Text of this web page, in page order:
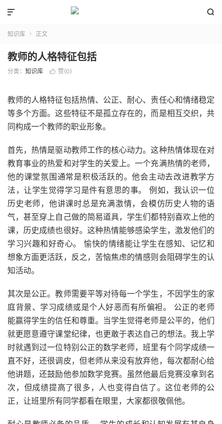


知识库  正文
教师的人格特征包括
分类： 知识库  赞(0)
教师的人格特征包括热情、公正、耐心、责任心和情绪稳定
等多个方面。这些特征不是孤立存在的，而是相互交织，共
同构成一个教师的职业形象。
首先，热情是驱动教师工作的核心动力。这种热情体现在对
教育事业的热爱和对学生的关爱上。一个充满热情的老师，
他的课堂氛围通常是积极活跃的。他会主动去改进教学方
法，让学生觉得学习是件有意思的事。 例如，我认识一位
历史老师，他讲课时总是充满激情，会模仿历史人物的语
气，甚至穿上自己做的简易道具，学生们都特别喜欢上他的
课，历史成绩也很好。这种热情能够感染学生，激发他们的
学习兴趣和好奇心。 愉快的情绪能让学生在感知、记忆和
想象方面更活跃，反之，苦恼焦虑的情感则会阻碍学生的认
知活动。
其次是公正。教师需要平等对待每一个学生，不因学生的家
庭背景、学习成绩或是个人好恶而有所偏袒。 公正的老师
能赢得学生的信任和尊重。当学生觉得老师是公平的，他们
就更愿意遵守课堂纪律，也更敢于表达自己的想法。我上学
时就遇到过一位特别公正的数学老师，班里有个同学成绩一
直不好，还很调皮，但老师从来没有放弃他，每次都耐心给
他讲题，还鼓励他参加数学竞赛。虽然他最后竞赛没拿到名
次，但成绩提高了很多，人也变得自信了。这位老师的公
正，让班里所有同学都看在眼里，大家都很敬佩他。